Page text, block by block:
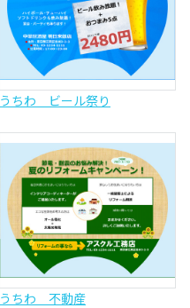
うちわ ビール祭り
うちわ 不動産